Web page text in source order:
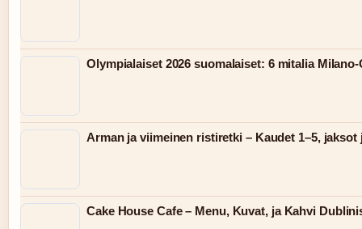
Olympialaiset 2026 suomalaiset: 6 mitalia
Arman ja viimeinen ristiretki – Kaudet 1–5, jaksot
Cake House Cafe – Menu, Kuvat, ja Kahvi